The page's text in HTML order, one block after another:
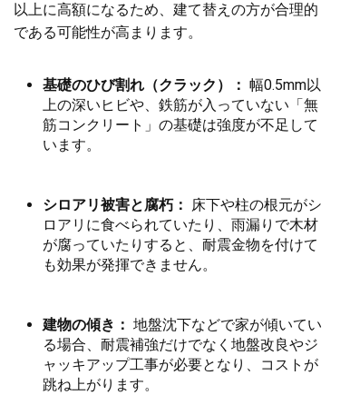
以上に高額になるため、建て替えの方が合理的
である可能性が高まります。
基礎のひび割れ（クラック）： 幅0.5mm以
上の深いヒビや、鉄筋が入っていない「無
筋コンクリート」の基礎は強度が不足して
います。
シロアリ被害と腐朽： 床下や柱の根元がシ
ロアリに食べられていたり、雨漏りで木材
が腐っていたりすると、耐震金物を付けて
も効果が発揮できません。
建物の傾き： 地盤沈下などで家が傾いてい
る場合、耐震補強だけでなく地盤改良やジ
ャッキアップ工事が必要となり、コストが
跳ね上がります。